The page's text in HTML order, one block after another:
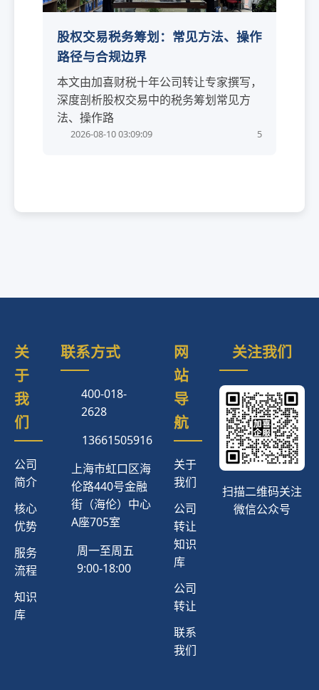
股权交易税务筹划：常见方法、操作
路径与合规边界
本文由加喜财税十年公司转让专家撰写，
深度剖析股权交易中的税务筹划常见方
法、操作路
2026-08-10 03:09:09 5
关
于
我
们
公司
简介
核心
优势
服务
流程
知识
库
联系方式
400-018-
2628
13661505916
上海市虹口区海
伦路440号金融
街（海伦）中心
A座705室
周一至周五
9:00-18:00
网
站
导
航
关于
我们
公司
转让
知识
库
公司
转让
联系
我们
关注我们
扫描二维码关注
微信公众号